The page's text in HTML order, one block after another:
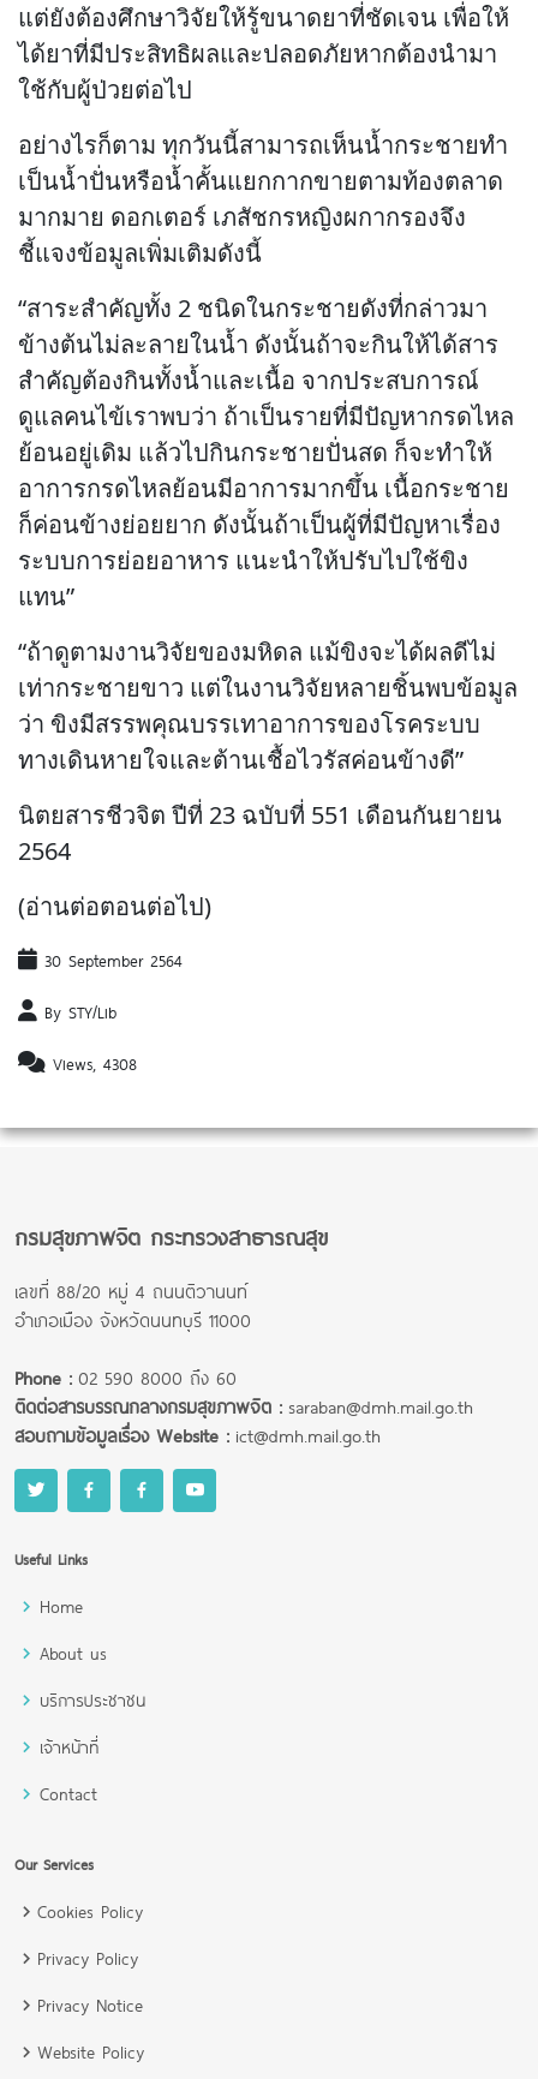
แต่ยังต้องศึกษาวิจัยให้รู้ขนาดยาที่ชัดเจน เพื่อให้
ได้ยาที่มีประสิทธิผลและปลอดภัยหากต้องนำมา
ใช้กับผู้ป่วยต่อไป
อย่างไรก็ตาม ทุกวันนี้สามารถเห็นน้ำกระชายทำ
เป็นน้ำปั่นหรือน้ำคั้นแยกกากขายตามท้องตลาด
มากมาย ดอกเตอร์ เภสัชกรหญิงผกากรองจึง
ชี้แจงข้อมูลเพิ่มเติมดังนี้
“สาระสำคัญทั้ง 2 ชนิดในกระชายดังที่กล่าวมา
ข้างต้นไม่ละลายในน้ำ ดังนั้นถ้าจะกินให้ได้สาร
สำคัญต้องกินทั้งน้ำและเนื้อ จากประสบการณ์
ดูแลคนไข้เราพบว่า ถ้าเป็นรายที่มีปัญหากรดไหล
ย้อนอยู่เดิม แล้วไปกินกระชายปั่นสด ก็จะทำให้
อาการกรดไหลย้อนมีอาการมากขึ้น เนื้อกระชาย
ก็ค่อนข้างย่อยยาก ดังนั้นถ้าเป็นผู้ที่มีปัญหาเรื่อง
ระบบการย่อยอาหาร แนะนำให้ปรับไปใช้ขิง
แทน”
“ถ้าดูตามงานวิจัยของมหิดล แม้ขิงจะได้ผลดีไม่
เท่ากระชายขาว แต่ในงานวิจัยหลายชิ้นพบข้อมูล
ว่า ขิงมีสรรพคุณบรรเทาอาการของโรคระบบ
ทางเดินหายใจและต้านเชื้อไวรัสค่อนข้างดี”
นิตยสารชีวจิต ปีที่ 23 ฉบับที่ 551 เดือนกันยายน
2564
(อ่านต่อตอนต่อไป)
30 September 2564
By STY/Lib
Views, 4308
กรมสุขภาพจิต กระทรวงสาธารณสุข
เลขที่ 88/20 หมู่ 4 ถนนติวานนท์
อำเภอเมือง จังหวัดนนทบุรี 11000
Phone :02 590 8000 ถึง 60
ติดต่อสารบรรณกลางกรมสุขภาพจิต :saraban@dmh.mail.go.th
สอบถามข้อมูลเรื่อง Website :ict@dmh.mail.go.th
Useful Links
Home
About us
บริการประชาชน
เจ้าหน้าที่
Contact
Our Services
Cookies Policy
Privacy Policy
Privacy Notice
Website Policy